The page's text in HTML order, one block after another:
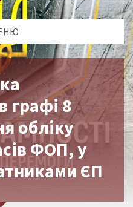
графі 8
обліку
ФОП, у
ЄП